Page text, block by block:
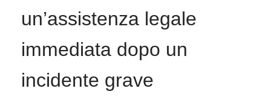
un’assistenza legale
immediata dopo un
incidente grave